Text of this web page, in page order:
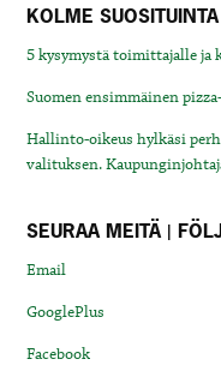
KOLME SUOSITUINTA
5 kysymystä toimittajalle ja
Suomen ensimmäinen
Hallinto-oikeus hylkäsi
valituksen.
SEURAA MEITÄ |
Email
GooglePlus
Facebook